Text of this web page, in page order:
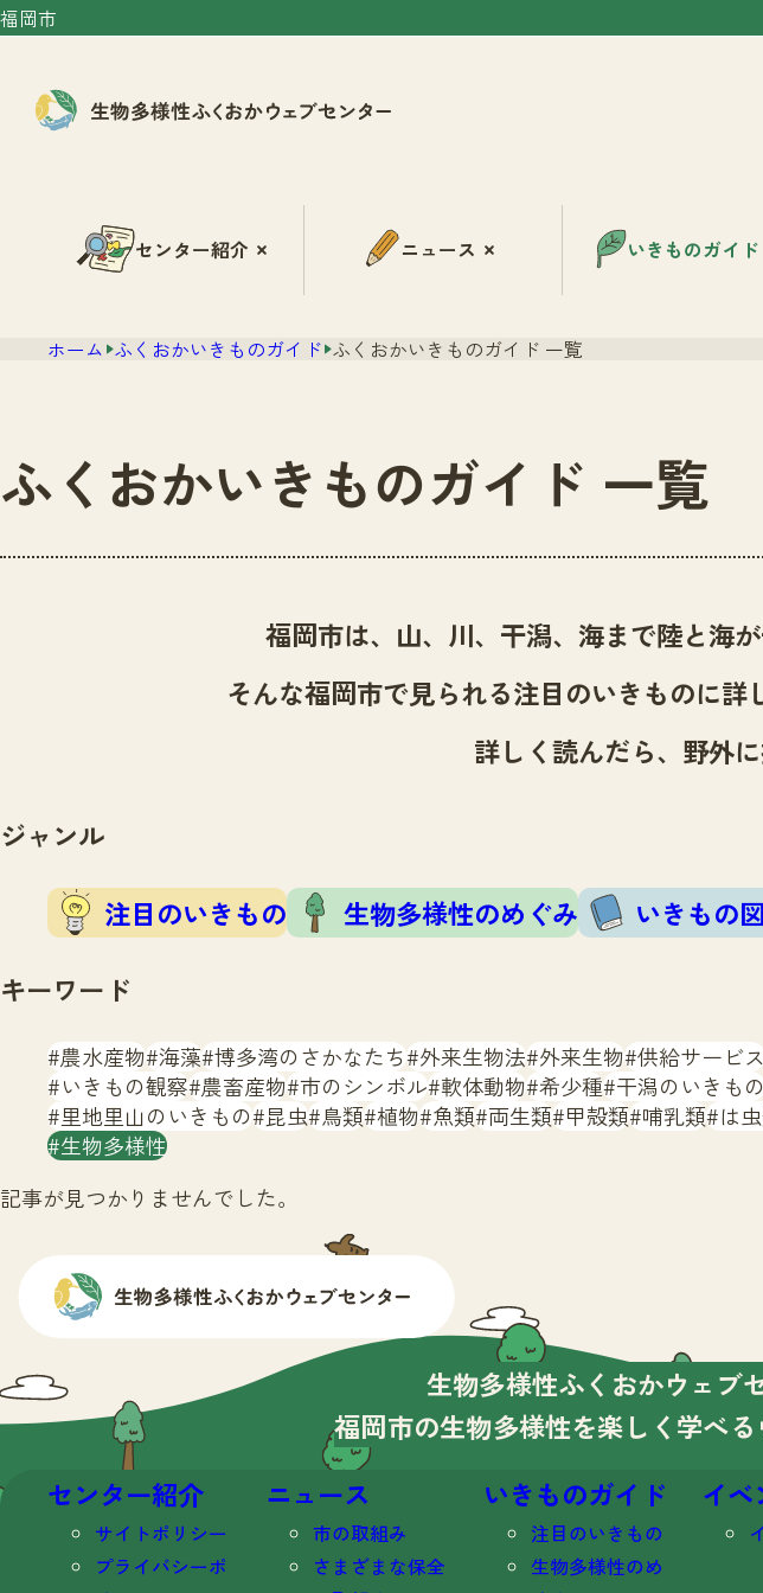
福岡市
センター紹介 ニュース いきものガイド
ホーム ふくおかいきものガイド ふくおかいきものガイド 一覧
ふくおかいきものガイド 一覧
福岡市は、山、川、干潟、海まで陸と海
そんな福岡市で見られる注目のいきものに
詳しく読んだら、野外
ジャンル
注目のいきもの 生物多様性のめぐみ いきもの
キーワード
農水産物 海藻 博多湾のさかなたち 外来生物法 外来生物 供給サービ
いきもの観察 農畜産物 市のシンボル 軟体動物 希少種 干潟のいきも
里地里山のいきもの 昆虫 鳥類 植物 魚類 両生類 甲殻類 哺乳類 は
生物多様性
記事が見つかりませんでした。
生物多様性ふくおかウェブ
福岡市の生物多様性を楽しく学べる
センター紹介
サイトポリシー
プライバシーポ
ニュース
市の取組み
さまざまな保全
いきものガイド
注目のいきもの
生物多様性のめ
イベ